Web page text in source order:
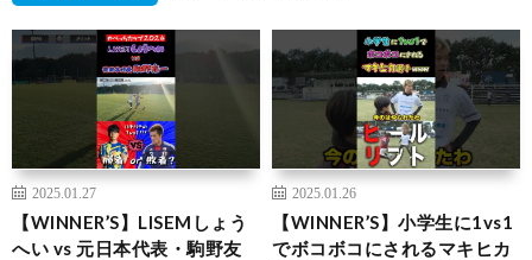
2025.01.27
【WINNER’S】LISEMしょう
へい vs 元日本代表・駒野友
2025.01.26
【WINNER’S】小学生に1vs1
でボコボコにされるマキヒカ